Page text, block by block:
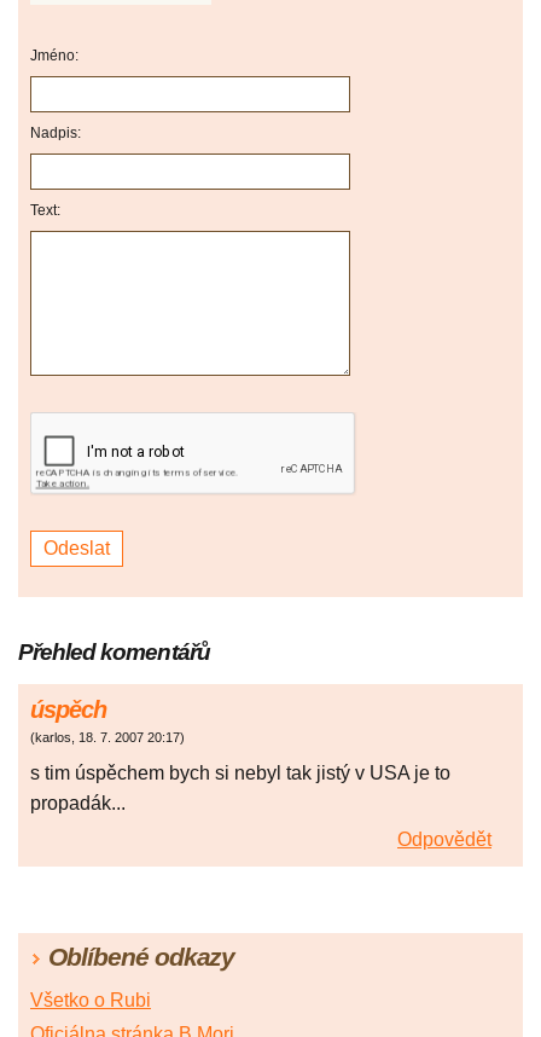
Jméno:
Nadpis:
Text:
Přehled komentářů
úspěch
(karlos, 18. 7. 2007 20:17)
s tim úspěchem bych si nebyl tak jistý v USA je to
propadák...
Odpovědět
Oblíbené odkazy
Všetko o Rubi